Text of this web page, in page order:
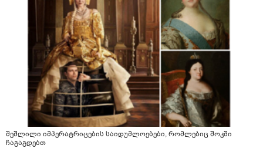
შეშლილი იმპერატრიცების საიდუმლოებები, რომლებიც შოკში
ჩაგაგდებთ